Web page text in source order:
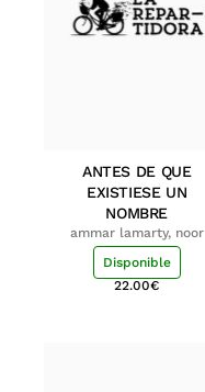
ANTES DE QUE
EXISTIESE UN
NOMBRE
ammar lamarty, noor
Disponible
22.00€